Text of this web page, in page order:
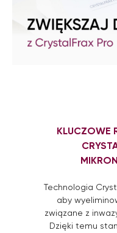
Technologia
aby
związane z
Dzięki temu
KLUCZOWE